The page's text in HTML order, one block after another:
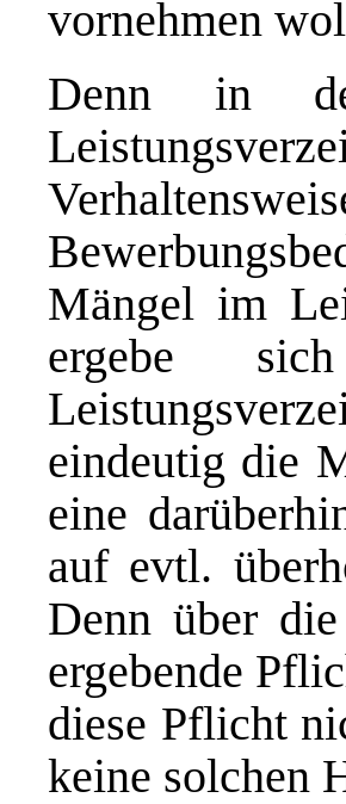
vornehmen
Denn in
Mängel im
ergebe
eindeutig die
eine
auf evtl.
Denn über
ergebende
diese Pflicht
keine solchen